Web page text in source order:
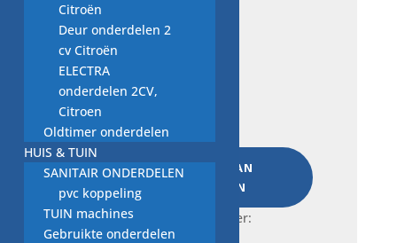
€12,50
5 op voorraad
condensator
645.220.480,
13545
sp11,
wasmachine
onderdeel590
aantal
TOEVOEGEN AAN
WINKELWAGEN
Frequently bought together:
Citroën
Deur onderdelen 2
cv Citroën
ELECTRA
onderdelen 2CV,
Citroen
Oldtimer onderdelen
HUIS & TUIN
SANITAIR ONDERDELEN
pvc koppeling
TUIN machines
Gebruikte onderdelen